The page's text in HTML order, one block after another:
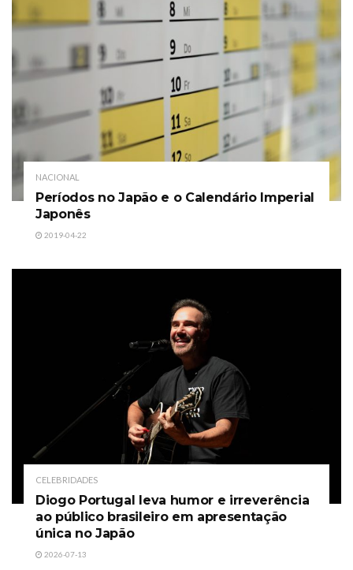
NACIONAL
Períodos no Japão e o Calendário Imperial
Japonês
2019-04-22
CELEBRIDADES
Diogo Portugal leva humor e irreverência
ao público brasileiro em apresentação
única no Japão
2026-07-13